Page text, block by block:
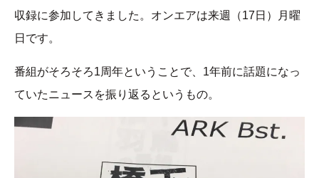
収録に参加してきました。オンエアは来週（17日）月曜
日です。
番組がそろそろ1周年ということで、1年前に話題になっ
ていたニュースを振り返るというもの。